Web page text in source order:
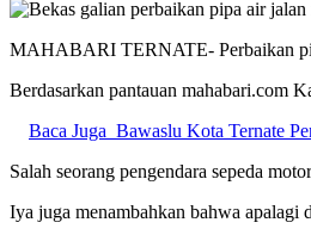
MAHABARI TERNATE- Perbaikan
Berdasarkan pantauan mahabari.com
Baca Juga Bawaslu Kota Ternate
Salah seorang pengendara sepeda
Iya juga menambahkan bahwa apalagi